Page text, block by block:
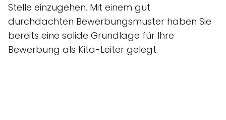
Stelle einzugehen. Mit einem gut
durchdachten Bewerbungsmuster haben Sie
bereits eine solide Grundlage für Ihre
Bewerbung als Kita-Leiter gelegt.